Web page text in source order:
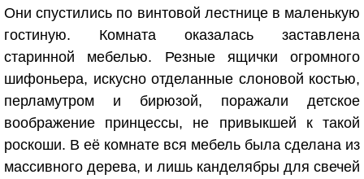
Они спустились по винтовой лестнице в маленькую
гостиную. Комната оказалась заставлена
старинной мебелью. Резные ящички огромного
шифоньера, искусно отделанные слоновой костью,
перламутром и бирюзой, поражали детское
воображение принцессы, не привыкшей к такой
роскоши. В её комнате вся мебель была сделана из
массивного дерева, и лишь канделябры для свечей